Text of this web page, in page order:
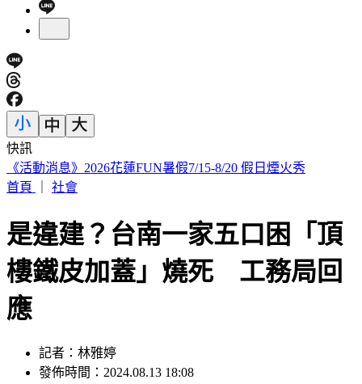
快訊
劉亞仁「男男私密照」外流！高調索吻告白 韓網震撼：新男
友？
是違建？台南一家五口困「頂
樓鐵皮加蓋」燒死 工務局回
應
記者：林雅婷